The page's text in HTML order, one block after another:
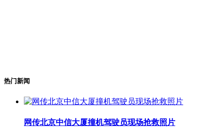
热门新闻
网传北京中信大厦撞机驾驶员现场抢救照片